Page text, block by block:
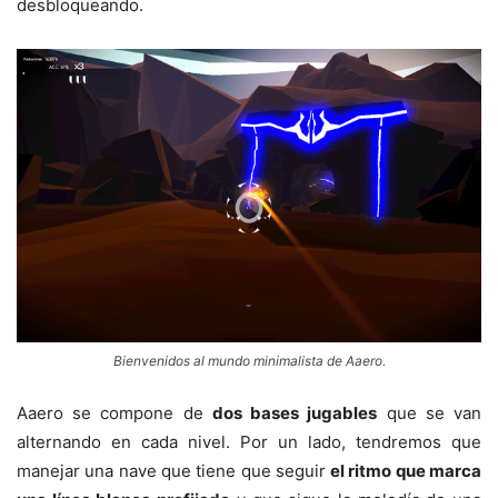
desbloqueando.
Bienvenidos al mundo minimalista de Aaero.
Aaero se compone de dos bases jugables que se van
alternando en cada nivel. Por un lado, tendremos que
manejar una nave que tiene que seguirel ritmo que marca